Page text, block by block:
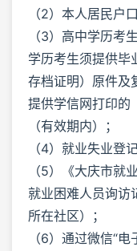
（2）本人居民户
（3）高中学历考
学历考生须提供毕
存档证明）原件及
提供学信网打印的
（有效期内）；
（4）就业失业登
（5）《大庆市就
就业困难人员询访
所在社区）；
（6）通过微信“